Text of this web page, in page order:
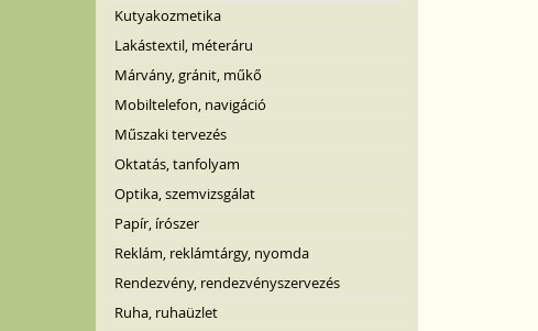
Kutyakozmetika
Lakástextil, méteráru
Márvány, gránit, műkő
Mobiltelefon, navigáció
Műszaki tervezés
Oktatás, tanfolyam
Optika, szemvizsgálat
Papír, írószer
Reklám, reklámtárgy, nyomda
Rendezvény, rendezvényszervezés
Ruha, ruhaüzlet